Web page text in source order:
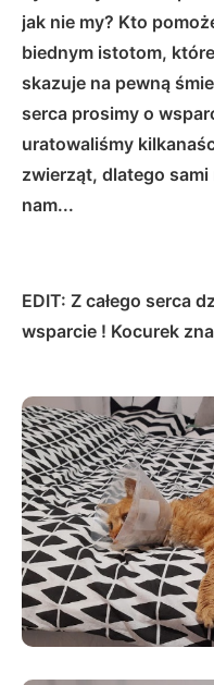
jak nie my? Kto
biednym istotom,
skazuje na pewną
serca prosimy o
uratowaliśmy
zwierząt, dlatego sami
nam...
EDIT: Z całego serca
wsparcie ! Kocurek